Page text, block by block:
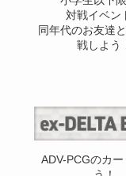
対戦イベン
同年代のお友達
戦しよう
ADV-PCGのカ